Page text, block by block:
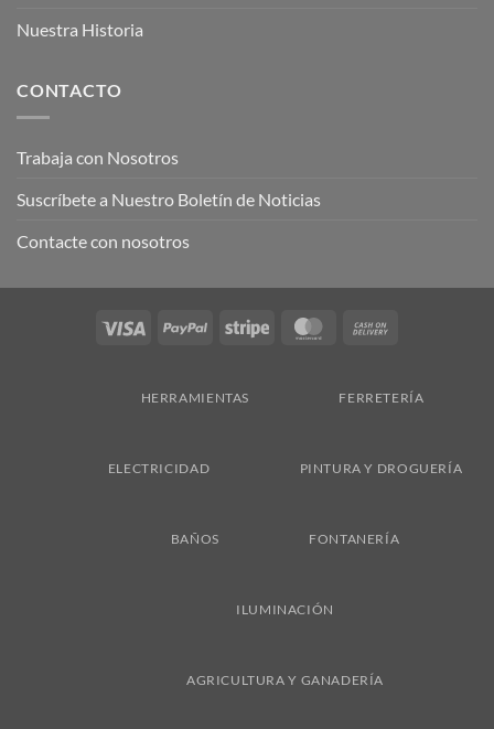
Nuestra Historia
CONTACTO
Trabaja con Nosotros
Suscríbete a Nuestro Boletín de Noticias
Contacte con nosotros
Visa PayPal Stripe MasterCard
HERRAMIENTAS FERRETERÍA
ELECTRICIDAD PINTURA Y DROGUERÍA
BAÑOS FONTANERÍA
ILUMINACIÓN
AGRICULTURA Y GANADERÍA